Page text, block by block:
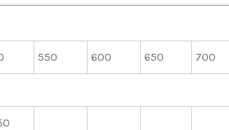
550 600 650 700